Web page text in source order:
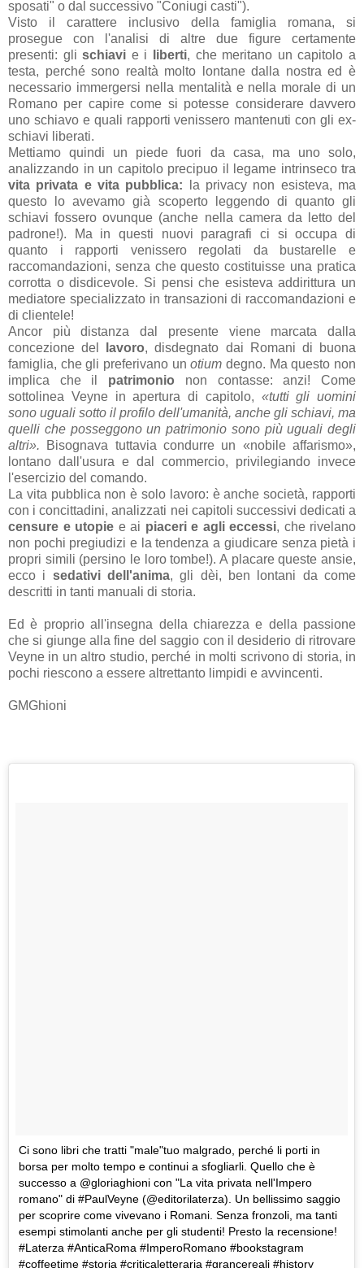
sposati" o dal successivo "Coniugi casti").
Visto il carattere inclusivo della famiglia romana, si
prosegue con l'analisi di altre due figure certamente
presenti: glischiavi e i liberti, che meritano un capitolo a
testa, perché sono realtà molto lontane dalla nostra ed è
necessario immergersi nella mentalità e nella morale di un
Romano per capire come si potesse considerare davvero
uno schiavo e quali rapporti venissero mantenuti con gli ex-
schiavi liberati.
Mettiamo quindi un piede fuori da casa, ma uno solo,
analizzando in un capitolo precipuo il legame intrinseco tra
vita privata e vita pubblica:
la privacy non esisteva, ma
questo lo avevamo già scoperto leggendo di quanto gli
schiavi fossero ovunque (anche nella camera da letto del
padrone!). Ma in questi nuovi paragrafi ci si occupa di
quanto i rapporti venissero regolati da bustarelle e
raccomandazioni, senza che questo costituisse una pratica
corrotta o disdicevole. Si pensi che esisteva addirittura un
mediatore specializzato in transazioni di raccomandazioni e
di clientele!
Ancor più distanza dal presente viene marcata dalla
concezione del
lavoro, disdegnato dai Romani di buona
famiglia, che gli preferivano unotium degno. Ma questo non
implica che il patrimonio non contasse: anzi! Come
sottolinea Veyne in apertura di capitolo, «tutti gli uomini
sono uguali sotto il profilo dell'umanità, anche gli schiavi, ma
quelli che posseggono un patrimonio sono più uguali degli
altri». Bisognava tuttavia condurre un «nobile affarismo»,
lontano dall'usura e dal commercio, privilegiando invece
l'esercizio del comando.
La vita pubblica non è solo lavoro: è anche società, rapporti
con i concittadini, analizzati nei capitoli successivi dedicati a
censure e utopie e ai piaceri e agli eccessi, che rivelano
non pochi pregiudizi e la tendenza a giudicare senza pietà i
propri simili (persino le loro tombe!). A placare queste ansie,
ecco i sedativi dell'anima, gli dèi, ben lontani da come
descritti in tanti manuali di storia.
Ed è proprio all'insegna della chiarezza e della passione
che si giunge alla fine del saggio con il desiderio di ritrovare
Veyne in un altro studio, perché in molti scrivono di storia, in
pochi riescono a essere altrettanto limpidi e avvincenti.
GMGhioni
Ci sono libri che tratti "male"tuo malgrado, perché li porti in
borsa per molto tempo e continui a sfogliarli. Quello che è
successo a @gloriaghioni con "La vita privata nell'Impero
romano" di #PaulVeyne (@editorilaterza). Un bellissimo saggio
per scoprire come vivevano i Romani. Senza fronzoli, ma tanti
esempi stimolanti anche per gli studenti! Presto la recensione!
#Laterza #AnticaRoma #ImperoRomano #bookstagram
#coffeetime #storia #criticaletteraria #grancereali #history